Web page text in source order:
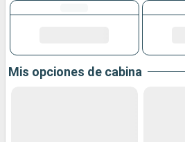
Mis opciones de cabina